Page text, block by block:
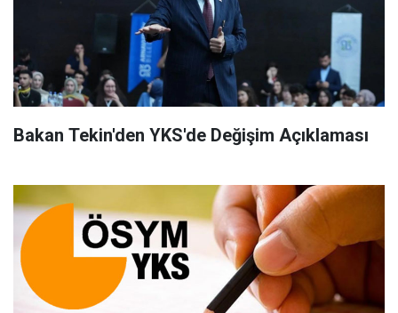
Bakan Tekin'den YKS'de Değişim Açıklaması